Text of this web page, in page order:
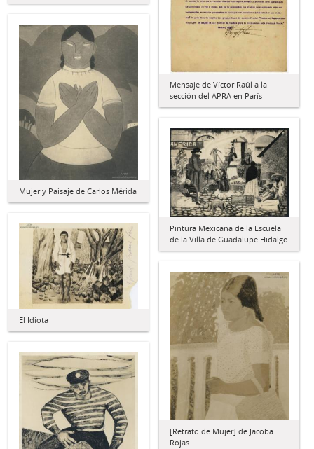
Mensaje de Víctor Raúl a la
sección del APRA en París
Mujer y Paisaje de Carlos Mérida
Pintura Mexicana de la Escuela
de la Villa de Guadalupe Hidalgo
El Idiota
[Retrato de Mujer] de Jacoba
Rojas